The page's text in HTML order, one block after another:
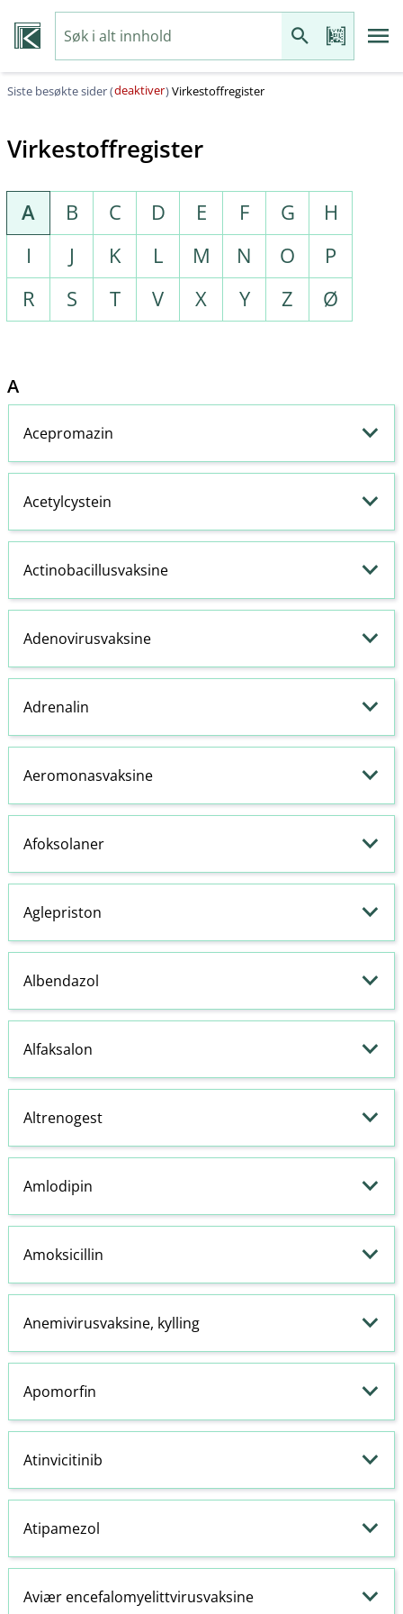
Siste besøkte sider (deaktiver)Virkestoffregister
Virkestoffregister
A B C D E F G
H
I
J K L M N O
P
R
S T V X Y Z Ø
A
Acepromazin
Acetylcystein
Actinobacillusvaksine
Adenovirusvaksine
Adrenalin
Aeromonasvaksine
Afoksolaner
Aglepriston
Albendazol
Alfaksalon
Altrenogest
Amlodipin
Amoksicillin
Anemivirusvaksine, kylling
Apomorfin
Atinvicitinib
Atipamezol
Aviær encefalomyelittvirusvaksine